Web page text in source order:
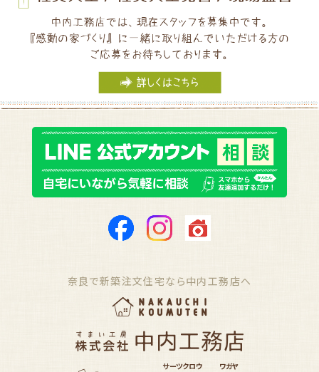
奈良で新築注文住宅なら中内工務店へ
サーツクロウ ワガヤ